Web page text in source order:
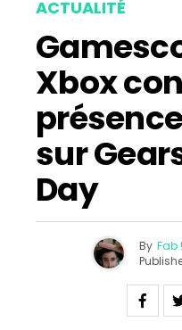
ACTUALITÉ
Xbox
sur
Day
By Fab !